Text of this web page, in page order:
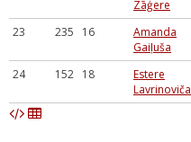
Zāģere
23 235 16
Amanda
Gaiļuša
24 152 18
Estere
Lavrinoviča